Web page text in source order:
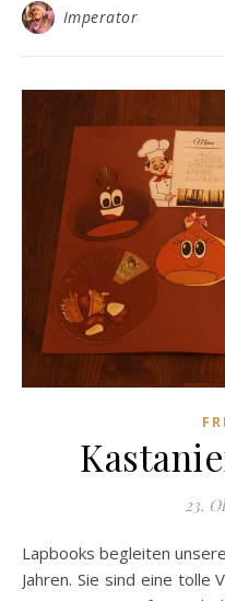
Imperator
23.
Lapbooks begleiten unsere Kinder nun schon seit über acht
Jahren. Sie sind eine tolle